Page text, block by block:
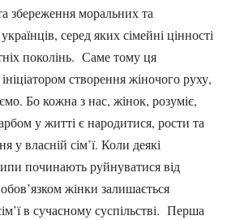
збереження моральних та
серед яких сімейні цінності
поколінь. Саме тому ця
створення жіночого руху,
Бо кожна з нас, жінок, розуміє,
у житті є народитися, рости та
у власній сім’ї. Коли деякі
починають руйнуватися від
жінки залишається
в сучасному суспільстві. Перша